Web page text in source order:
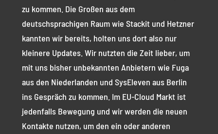
zu kommen. Die Großen aus dem
deutschsprachigen Raum wie Stackit und Hetzner
kannten wir bereits, holten uns dort also nur
kleinere Updates. Wir nutzten die Zeit lieber, um
mit uns bisher unbekannten Anbietern wie Fuga
aus den Niederlanden und SysEleven aus Berlin
ins Gespräch zu kommen. Im EU-Cloud Markt ist
jedenfalls Bewegung und wir werden die neuen
Kontakte nutzen, um den ein oder anderen